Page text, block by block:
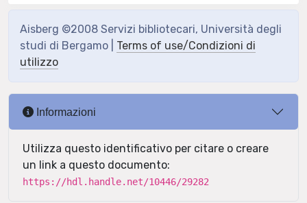
Aisberg ©2008 Servizi bibliotecari, Università degli
studi di Bergamo | Terms of use/Condizioni di
utilizzo
Informazioni
Utilizza questo identificativo per citare o creare
un link a questo documento:
https://hdl.handle.net/10446/29282